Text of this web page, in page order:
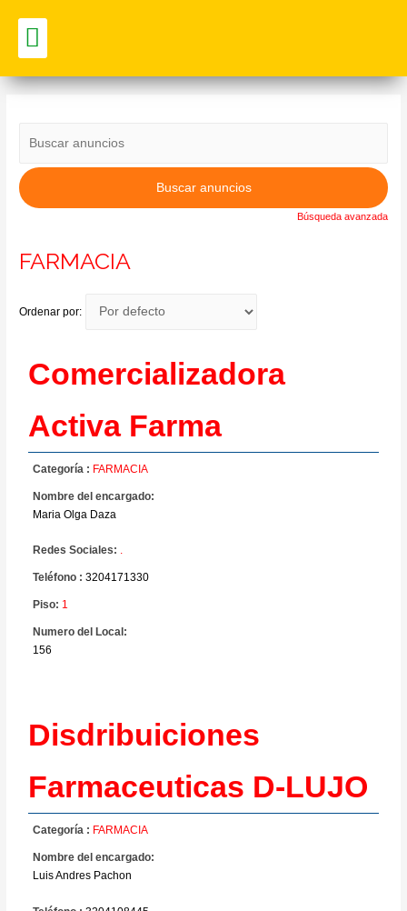
Búsqueda avanzada
FARMACIA
Ordenar por:
Comercializadora
Activa Farma
Categoría : FARMACIA
Nombre del encargado:
Maria Olga Daza
Redes Sociales: .
Teléfono : 3204171330
Piso: 1
Numero del Local:
156
Disdribuiciones
Farmaceuticas D-LUJO
Categoría : FARMACIA
Nombre del encargado:
Luis Andres Pachon